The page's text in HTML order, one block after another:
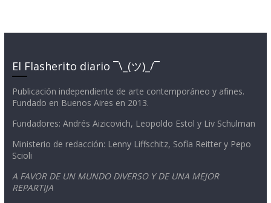
El Flasherito diario ¯\_(ツ)_/¯
Publicación independiente de arte contemporáneo y afines.
Fundado en Buenos Aires en 2013.
Fundadores: Andrés Aizicovich, Leopoldo Estol y Liv Schulman
Ministerio de redacción: Lenny Liffschitz, Sofía Reitter y Pepo
Scioli
A FAVOR DE UN MUNDO DIVERSO Y DE UNA MEJOR
REPARTIJA